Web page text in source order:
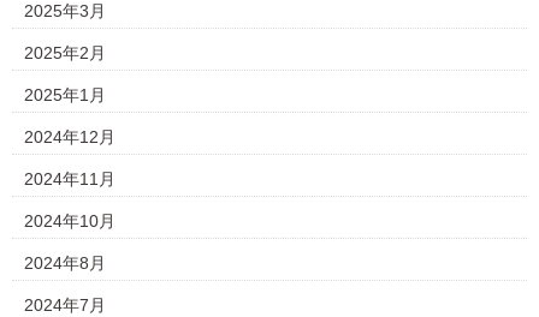
2025年3月
2025年2月
2025年1月
2024年12月
2024年11月
2024年10月
2024年8月
2024年7月